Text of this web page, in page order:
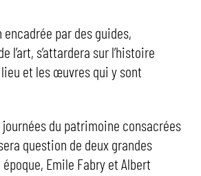
encadrée par des guides,
l’art, s’attardera sur l’histoire
et les œuvres qui y sont
journées du patrimoine consacrées
question de deux grandes
Emile Fabry et Albert